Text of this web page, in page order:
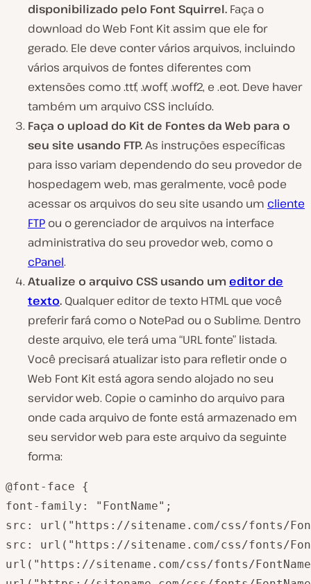
disponibilizado pelo Font Squirrel. Faça o
download do Web Font Kit assim que ele for
gerado. Ele deve conter vários arquivos, incluindo
vários arquivos de fontes diferentes com
extensões como .ttf, .woff, .woff2, e .eot. Deve haver
também um arquivo CSS incluído.
Faça o upload do Kit de Fontes da Web para o
seu site usando FTP.As instruções específicas
para isso variam dependendo do seu provedor de
hospedagem web, mas geralmente, você pode
acessar os arquivos do seu site usando um cliente
FTP ou o gerenciador de arquivos na interface
administrativa do seu provedor web, como o
cPanel.
Atualize o arquivo CSS usando um editor de
texto. Qualquer editor de texto HTML que você
preferir fará como o NotePad ou o Sublime. Dentro
deste arquivo, ele terá uma “URL fonte” listada.
Você precisará atualizar isto para refletir onde o
Web Font Kit está agora sendo alojado no seu
servidor web. Copie o caminho do arquivo para
onde cada arquivo de fonte está armazenado em
seu servidor web para este arquivo da seguinte
forma:
@font-face {
font-family: "FontName";
src: url("https://sitename.com/css/fonts/
src: url("https://sitename.com/css/fonts/
url("https://sitename.com/css/fonts/